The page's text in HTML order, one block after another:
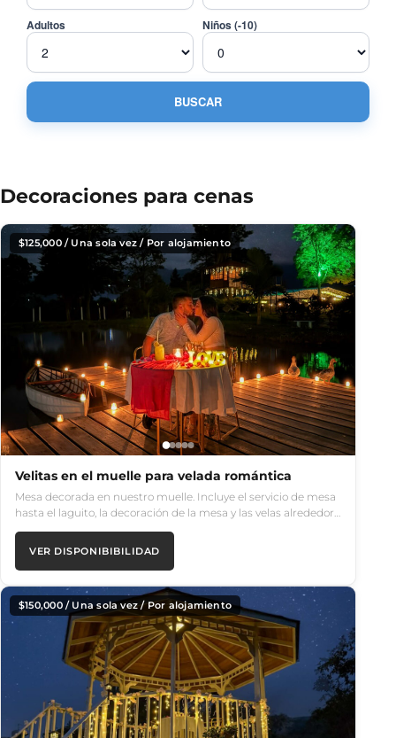
Adultos Niños (-10)
Decoraciones para cenas
$125,000/ Una sola vez / Por alojamiento
Velitas en el muelle para velada romántica
Mesa decorada en nuestro muelle. Incluye el servicio de mesa
hasta el laguito, la decoración de la mesa y las velas alrededor…
VER DISPONIBIBILIDAD
$150,000/ Una sola vez / Por alojamiento